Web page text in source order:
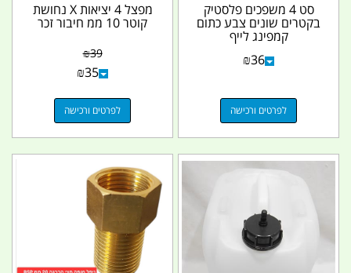
סט 4 משפכים פלסטיק
בקטרים שונים צבע כתום
קמפינג לייף
₪36
לפרטים ורכישה
מפצל 4 יציאות X נחושת
קוטר 10 ממ חיבור זכר
₪39
₪35
לפרטים ורכישה